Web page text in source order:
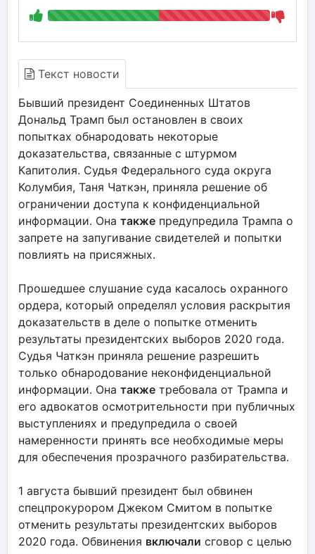
Текст новости
Бывший президент Соединенных Штатов
Дональд Трамп был остановлен в своих
попытках обнародовать некоторые
доказательства, связанные с штурмом
Капитолия. Судья Федерального суда округа
Колумбия, Таня Чаткэн, приняла решение об
ограничении доступа к конфиденциальной
информации. Она также предупредила Трампа о
запрете на запугивание свидетелей и попытки
повлиять на присяжных.
Прошедшее слушание суда касалось охранного
ордера, который определял условия раскрытия
доказательств в деле о попытке отменить
результаты президентских выборов 2020 года.
Судья Чаткэн приняла решение разрешить
только обнародование неконфиденциальной
информации. Она также требовала от Трампа и
его адвокатов осмотрительности при публичных
выступлениях и предупредила о своей
намеренности принять все необходимые меры
для обеспечения прозрачного разбирательства.
1 августа бывший президент был обвинен
спецпрокурором Джеком Смитом в попытке
отменить результаты президентских выборов
2020 года. Обвинения включали сговор с целью